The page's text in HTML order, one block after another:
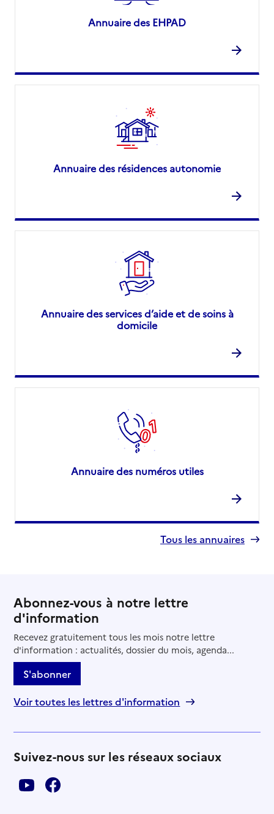
Annuaire des EHPAD
Annuaire des résidences autonomie
Annuaire des services d’aide et de soins à
domicile
Annuaire des numéros utiles
Tous les annuaires
Abonnez-vous à notre lettre
d'information
Recevez gratuitement tous les mois notre lettre
d'information : actualités, dossier du mois, agenda...
S'abonner
Voir toutes les lettres d'information
Suivez-nous sur les réseaux sociaux